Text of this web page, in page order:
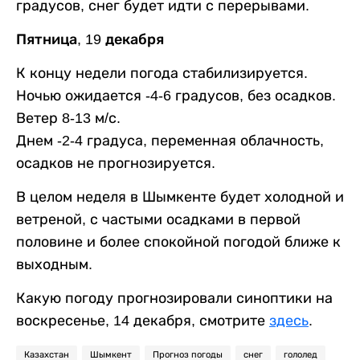
градусов, снег будет идти с перерывами.
Пятница, 19 декабря
К концу недели погода стабилизируется.
Ночью ожидается -4-6 градусов, без осадков.
Ветер 8-13 м/с.
Днем -2-4 градуса, переменная облачность,
осадков не прогнозируется.
В целом неделя в Шымкенте будет холодной и
ветреной, с частыми осадками в первой
половине и более спокойной погодой ближе к
выходным.
Какую погоду прогнозировали синоптики на
воскресенье, 14 декабря, смотрите здесь.
Казахстан Шымкент Прогноз погоды снег гололед